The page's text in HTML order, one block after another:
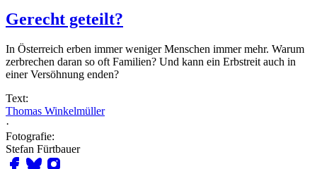
Gerecht geteilt?
In Österreich erben immer weniger Menschen immer mehr. Warum
zerbrechen daran so oft Familien? Und kann ein Erbstreit auch in
einer Versöhnung enden?
Text:
Thomas Winkelmüller
·
Fotografie:
Stefan Fürtbauer